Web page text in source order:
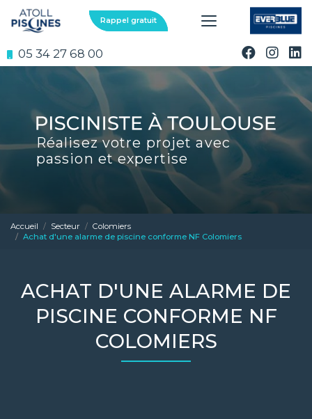
au
contenu
05 34 27 68 00
Rappel gratuit
Réalisez votre projet avec
passion et expertise
Accueil Secteur
Colomiers
Achat d'une alarme de piscine conforme NF Colomiers
ACHAT D'UNE ALARME DE
PISCINE CONFORME NF
COLOMIERS